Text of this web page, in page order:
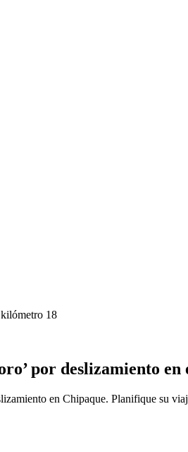
18
por deslizamiento
en Chipaque. Planifique su